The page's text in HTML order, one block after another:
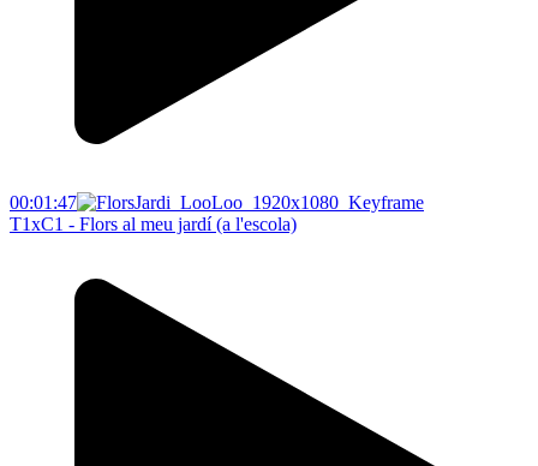
00:01:47
T1xC1 - Flors al meu jardí (a l'escola)